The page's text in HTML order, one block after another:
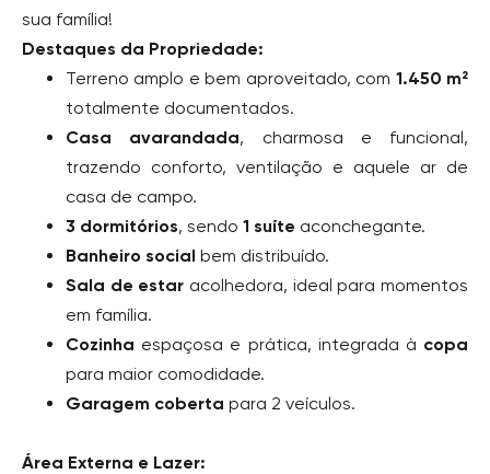
sua família!
Destaques da Propriedade:
Terreno amplo e bem aproveitado, com 1.450 m²
totalmente documentados.
Casa avarandada, charmosa e funcional,
trazendo conforto, ventilação e aquele ar de
casa de campo.
3 dormitórios, sendo 1 suíte aconchegante.
Banheiro social bem distribuído.
Sala de estar acolhedora, ideal para momentos
em família.
Cozinha espaçosa e prática, integrada à copa
para maior comodidade.
Garagem coberta para 2 veículos.
Área Externa e Lazer: